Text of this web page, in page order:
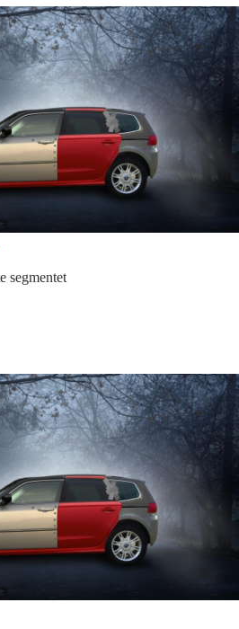
segmentet